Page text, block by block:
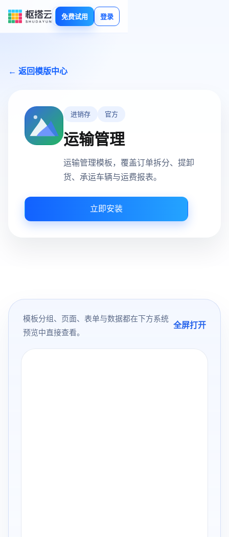
免费试用 登录
← 返回模版中心
进销存 官方
运输管理
运输管理模板，覆盖订单拆分、提卸
货、承运车辆与运费报表。
立即安装
模板分组、页面、表单与数据都在下方系统
预览中直接查看。
全屏打开